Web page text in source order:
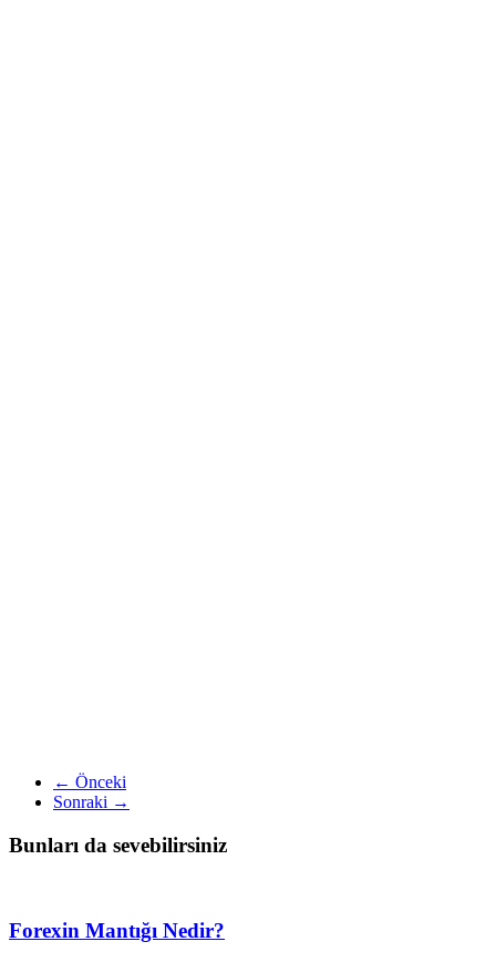
← Önceki
Sonraki →
Bunları da sevebilirsiniz
Forexin Mantığı Nedir?